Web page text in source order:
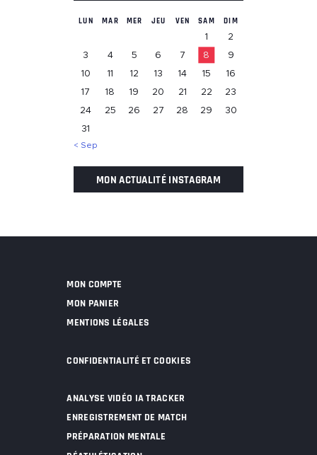
LUN MAR MER JEU VEN SAM DIM
1
2
3
4 5 6 7 8
9
10
11 12 13 14 15
16
17
18 19 20 21 22
23
24
25 26 27 28 29
30
31
« Sep
MON ACTUALITÉ INSTAGRAM
MON COMPTE
MON PANIER
MENTIONS LÉGALES
CONFIDENTIALITÉ ET COOKIES
ANALYSE VIDÉO IA TRACKER
ENREGISTREMENT DE MATCH
PRÉPARATION MENTALE